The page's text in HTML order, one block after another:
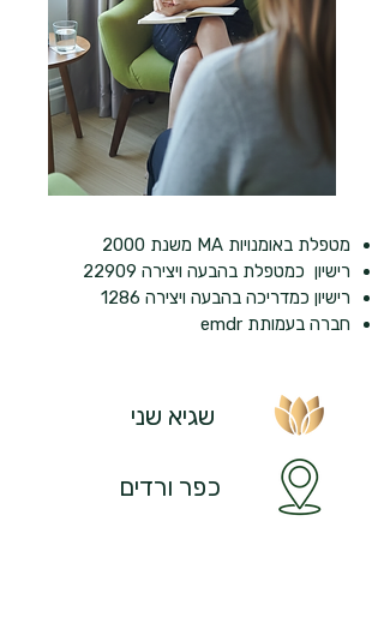
מטפלת באומנויות MA משנת 2000
רישיון כמטפלת בהבעה ויצירה 22909
רישיון כמדריכה בהבעה ויצירה 1286
חברה בעמותת emdr
שגיא שני
כפר ורדים